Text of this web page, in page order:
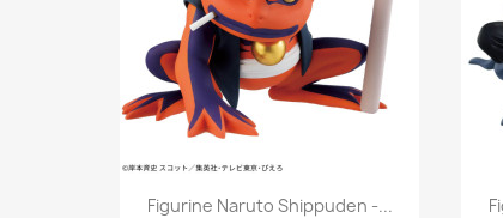
Snel bekijken
Figurine Naruto Shippuden -...